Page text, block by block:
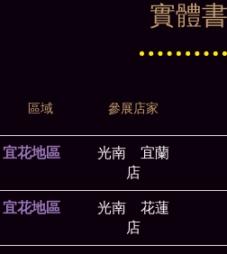
實體
區域 參展店家
宜花地區
光南 宜蘭
店
宜花地區
光南 花蓮
店